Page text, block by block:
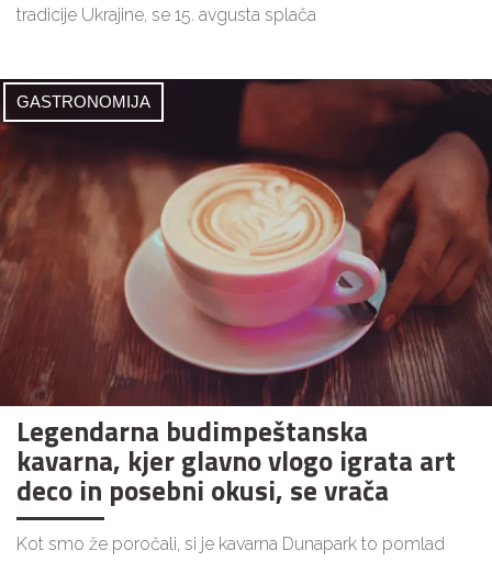
tradicije Ukrajine, se 15. avgusta splača
GASTRONOMIJA
Legendarna budimpeštanska
kavarna, kjer glavno vlogo igrata art
deco in posebni okusi, se vrača
Kot smo že poročali, si je kavarna Dunapark to pomlad